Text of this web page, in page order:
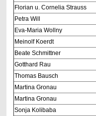
Florian u. Cornelia Strauss
Petra Will
Eva-Maria Wollny
Meinolf Koerdt
Beate Schmittner
Gotthard Rau
Thomas Bausch
Martina Gronau
Martina Gronau
Sonja Kolibaba